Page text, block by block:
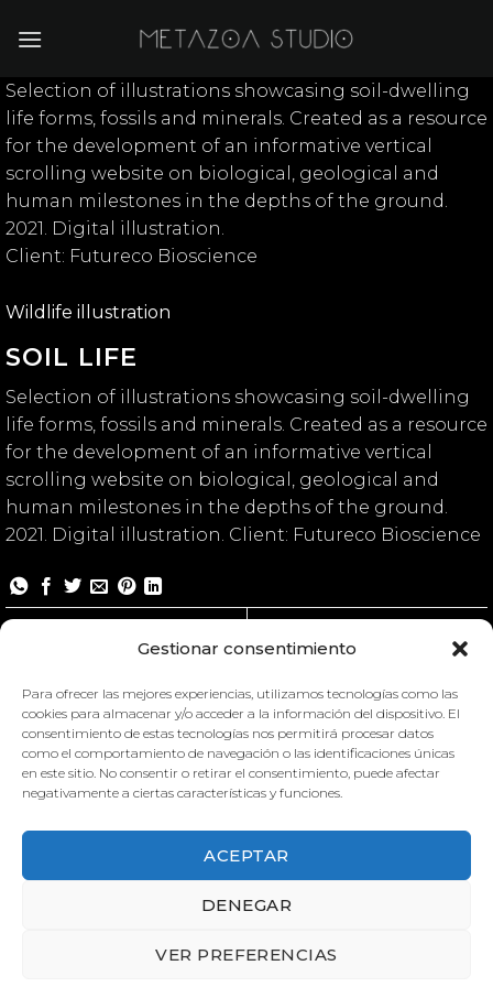
Gestionar consentimiento
Para ofrecer las mejores experiencias, utilizamos tecnologías como las
cookies para almacenar y/o acceder a la información del dispositivo. El
consentimiento de estas tecnologías nos permitirá procesar datos
como el comportamiento de navegación o las identificaciones únicas
en este sitio. No consentir o retirar el consentimiento, puede afectar
negativamente a ciertas características y funciones.
ACEPTAR
DENEGAR
VER PREFERENCIAS
Wildlife illustration
SOIL LIFE
Selection of illustrations showcasing soil-dwelling
life forms, fossils and minerals. Created as a resource
for the development of an informative vertical
scrolling website on biological, geological and
human milestones in the depths of the ground.
2021. Digital illustration. Client: Futureco Bioscience
Selection of illustrations showcasing soil-dwelling
life forms, fossils and minerals. Created as a resource
for the development of an informative vertical
scrolling website on biological, geological and
human milestones in the depths of the ground.
2021. Digital illustration.
Client: Futureco Bioscience
SOIL LIFE